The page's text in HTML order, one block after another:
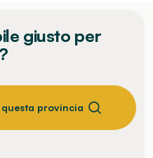
giusto per
provincia